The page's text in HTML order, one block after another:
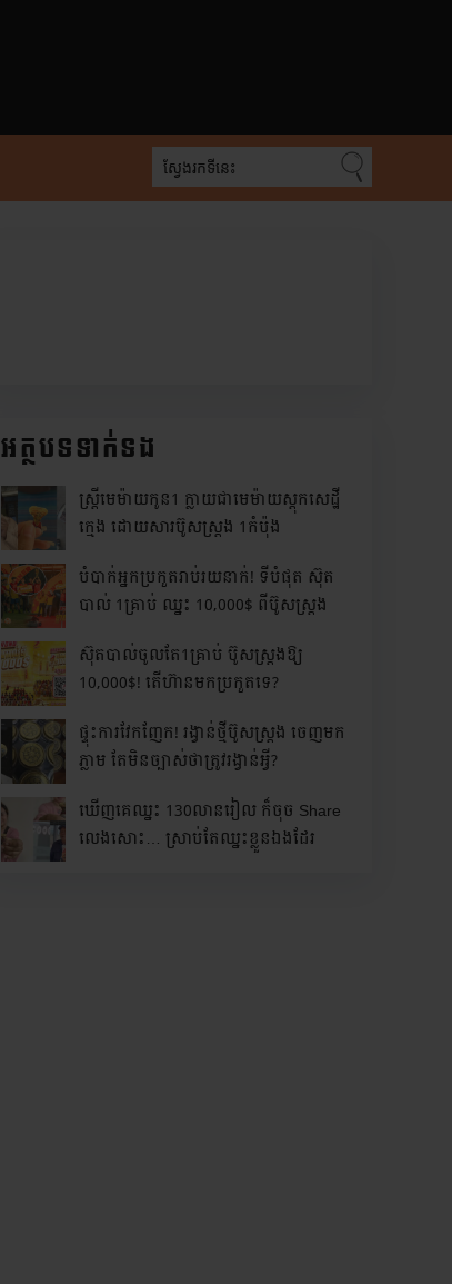
អត្ថបទទាក់ទង
ស្រ្តីមេម៉ាយកូន1 ក្លាយជាមេម៉ាយស្តុកសេដ្ឋី
ក្មេង ដោយសារប៊ូសស្រ្តង 1កំប៉ុង
បំបាក់អ្នកប្រកួតរាប់រយនាក់! ទីបំផុត ស៊ុត
បាល់ 1គ្រាប់ ឈ្នះ 10,000$ ពីប៊ូសស្រ្តង
ស៊ុតបាល់ចូលតែ1គ្រាប់ ប៊ូសស្រ្តងឱ្យ
10,000$! តើហ៊ានមកប្រកួតទេ?
ផ្ទុះការវែកញែក! រង្វាន់ថ្មីប៊ូសស្រ្តង ចេញមក
ភ្លាម តែមិនច្បាស់ថាត្រូវរង្វាន់អ្វី?
ឃើញគេឈ្នះ 130លានរៀល ក៏ចុច Share
លេងសោះ… ស្រាប់តែឈ្នះខ្លួនឯងដែរ